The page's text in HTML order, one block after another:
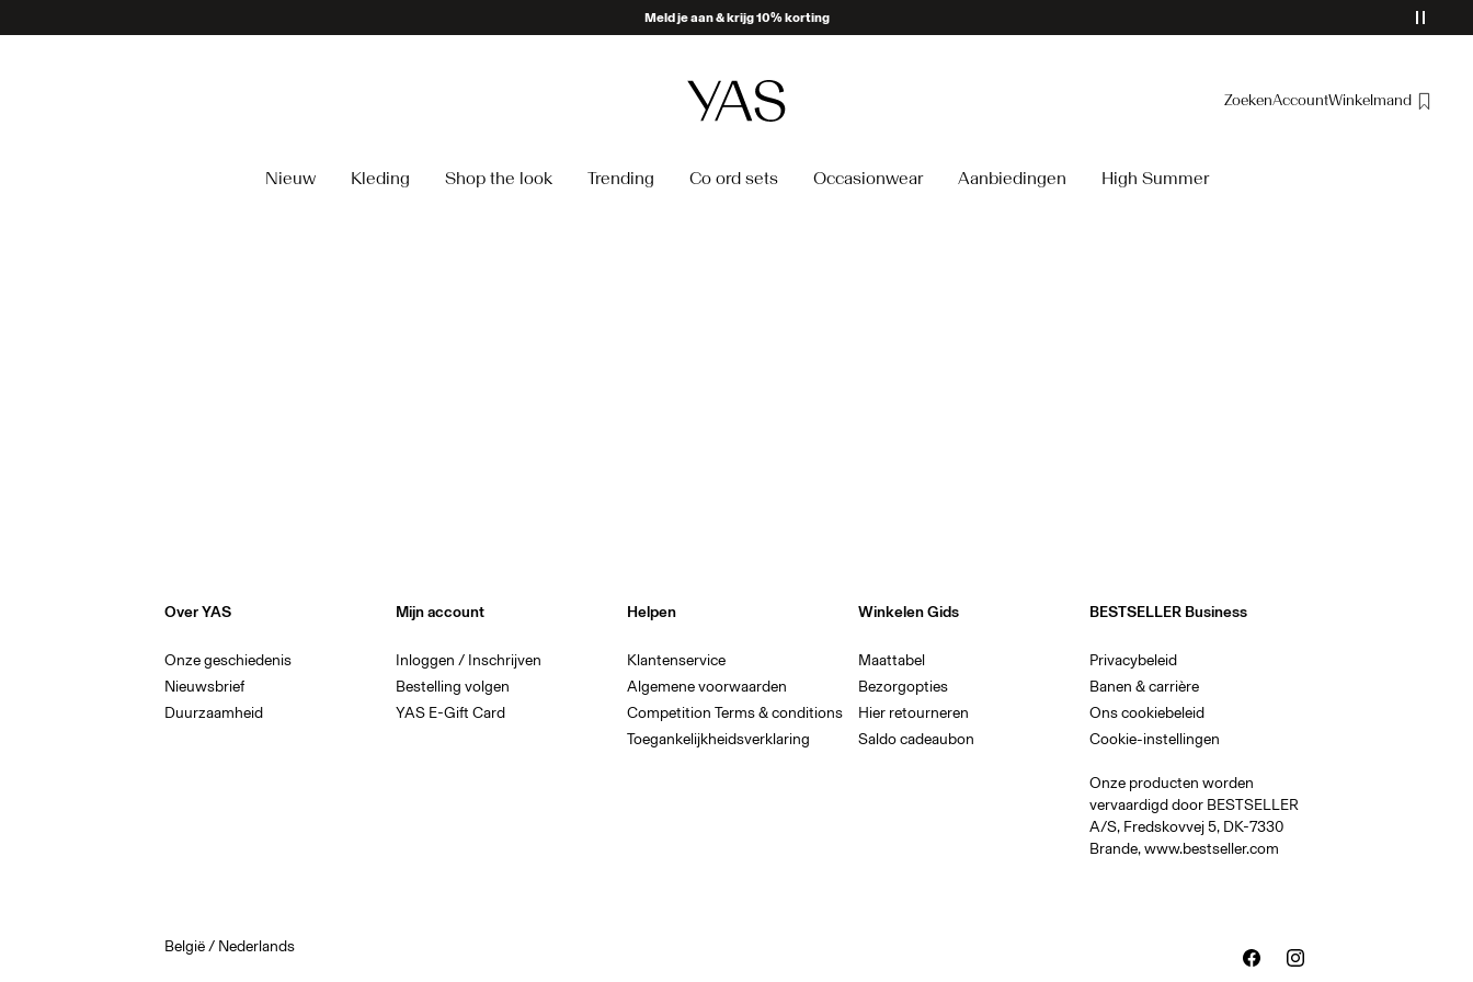
Meld je aan & krijg 10% korting
ZoekenAccountWinkelmand
Nieuw Kleding Shop the look Trending Co ord sets Occasionwear Aanbiedingen High Summer
Over YAS
Onze geschiedenis
Nieuwsbrief
Duurzaamheid
Mijn account
Inloggen / Inschrijven
Bestelling volgen
YAS E-Gift Card
Helpen
Klantenservice
Algemene voorwaarden
Competition Terms & conditions
Toegankelijkheidsverklaring
Winkelen Gids
Maattabel
Bezorgopties
Hier retourneren
Saldo cadeaubon
BESTSELLER Business
Privacybeleid
Banen & carrière
Ons cookiebeleid
Cookie-instellingen
Onze producten worden
vervaardigd door BESTSELLER
A/S, Fredskovvej 5, DK-7330
Brande,www.bestseller.com
België / Nederlands